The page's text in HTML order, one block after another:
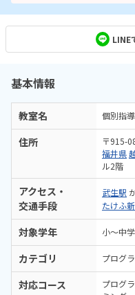
LINE
基本情報
教室名 個別指
住所
〒915-
福井県
ル2階
アクセス・
交通手段
武生駅
たけふ
対象学年 小～中
カテゴリ プログ
対応コース プログ